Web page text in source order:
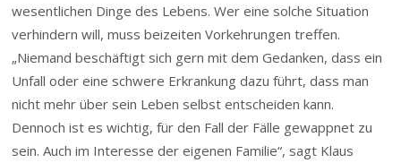
wesentlichen Dinge des Lebens. Wer eine solche Situation
verhindern will, muss beizeiten Vorkehrungen treffen.
„Niemand beschäftigt sich gern mit dem Gedanken, dass ein
Unfall oder eine schwere Erkrankung dazu führt, dass man
nicht mehr über sein Leben selbst entscheiden kann.
Dennoch ist es wichtig, für den Fall der Fälle gewappnet zu
sein. Auch im Interesse der eigenen Familie“, sagt Klaus